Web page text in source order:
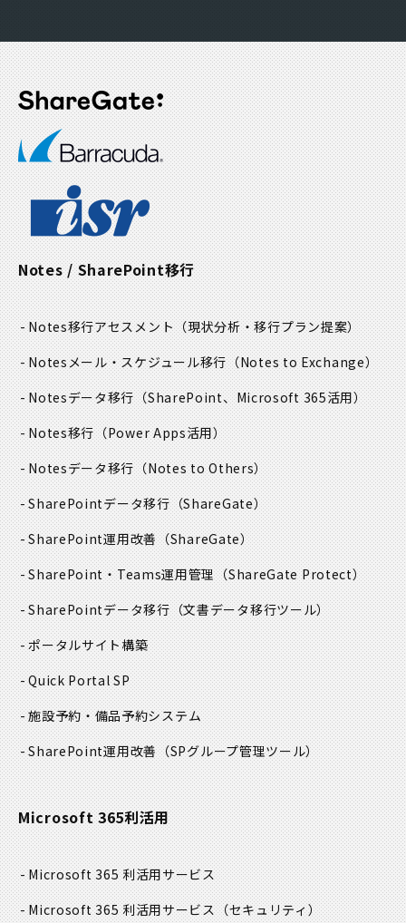
Notes / SharePoint移行
Notes移行アセスメント（現状分析・移行プラン提案）
Notesメール・スケジュール移行（Notes to Exchange）
Notesデータ移行（SharePoint、Microsoft 365活用）
Notes移行（Power Apps活用）
Notesデータ移行（Notes to Others）
SharePointデータ移行（ShareGate）
SharePoint運用改善（ShareGate）
SharePoint・Teams運用管理（ShareGate Protect）
SharePointデータ移行（文書データ移行ツール）
ポータルサイト構築
Quick Portal SP
施設予約・備品予約システム
SharePoint運用改善（SPグループ管理ツール）
Microsoft 365利活用
Microsoft 365 利活用サービス
Microsoft 365 利活用サービス（セキュリティ）